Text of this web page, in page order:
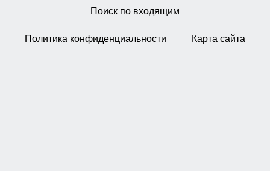
Поиск по входящим
Политика конфиденциальности Карта сайта